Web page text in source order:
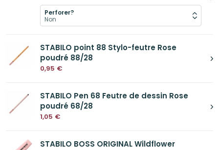
Perforer?
STABILO point 88 Stylo-feutre Rose
poudré 88/28
0,95 €
STABILO Pen 68 Feutre de dessin Rose
poudré 68/28
1,05 €
STABILO BOSS ORIGINAL Wildflower